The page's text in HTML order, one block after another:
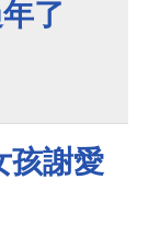
了
孩謝愛